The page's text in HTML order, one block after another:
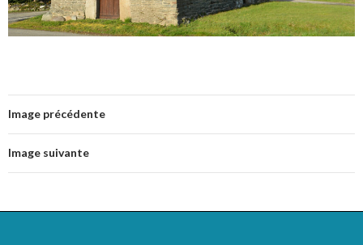
Image précédente
Image suivante